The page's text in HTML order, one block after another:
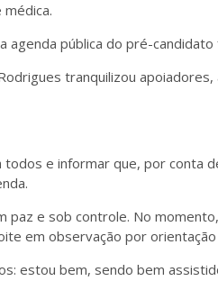
agenda pública do pré-
tranquilizou
todos e informar que, por conta
paz e sob controle. No
em observação por orientação
estou bem, sendo bem